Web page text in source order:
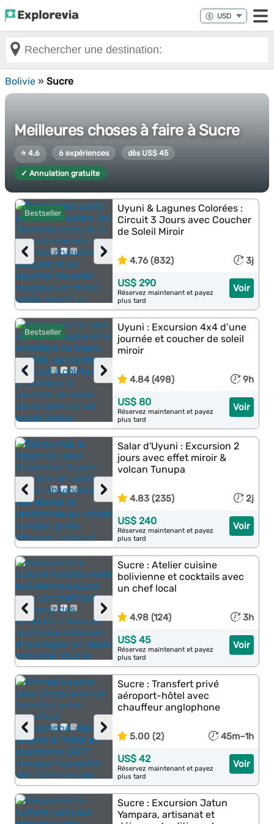
Bolivie » Sucre
Meilleures choses à faire à Sucre
⭐ 4.6 6 expériences dès US$ 45
✓ Annulation gratuite
Bestseller
›
‹
Uyuni & Lagunes Colorées :
Circuit 3 Jours avec Coucher
de Soleil Miroir
4.76 (832) 3j
Voir
US$ 290
Réservez maintenant et payez
plus tard
Bestseller
›
‹
Uyuni : Excursion 4x4 d’une
journée et coucher de soleil
miroir
4.84 (498) 9h
Voir
US$ 80
Réservez maintenant et payez
plus tard
›
‹
Salar d'Uyuni : Excursion 2
jours avec effet miroir &
volcan Tunupa
4.83 (235) 2j
Voir
US$ 240
Réservez maintenant et payez
plus tard
›
‹
Sucre : Atelier cuisine
bolivienne et cocktails avec
un chef local
4.98 (124) 3h
Voir
US$ 45
Réservez maintenant et payez
plus tard
›
‹
Sucre : Transfert privé
aéroport-hôtel avec
chauffeur anglophone
5.00 (2) 45m–1h
Voir
US$ 42
Réservez maintenant et payez
plus tard
Sucre : Excursion Jatun
Yampara, artisanat et